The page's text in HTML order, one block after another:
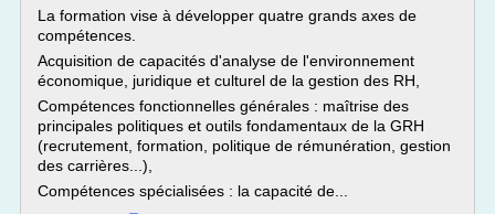
La formation vise à développer quatre grands axes de
compétences.
Acquisition de capacités d'analyse de l'environnement
économique, juridique et culturel de la gestion des RH,
Compétences fonctionnelles générales : maîtrise des
principales politiques et outils fondamentaux de la GRH
(recrutement, formation, politique de rémunération, gestion
des carrières...),
Compétences spécialisées : la capacité de...